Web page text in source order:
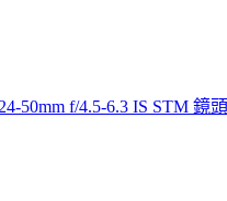
50mm f/4.5-6.3 IS STM 鏡